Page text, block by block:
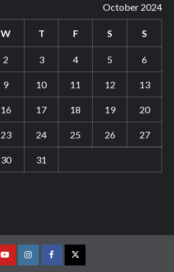
October 2024
W T F S S
2 3 4 5 6
9 10 11 12 13
16 17 18 19 20
23 24 25 26 27
30 31
YoutubeVimeoFacebookTwitter